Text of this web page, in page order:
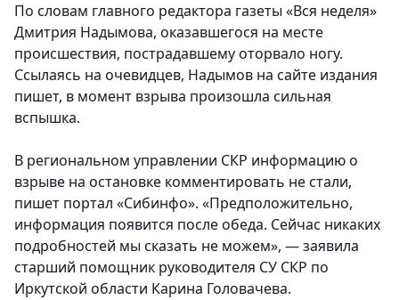
По словам главного редактора газеты «Вся неделя»
Дмитрия Надымова, оказавшегося на месте
происшествия, пострадавшему оторвало ногу.
Ссылаясь на очевидцев, Надымов на сайте издания
пишет, в момент взрыва произошла сильная
вспышка.
В региональном управлении СКР информацию о
взрыве на остановке комментировать не стали,
пишет портал «Сибинфо». «Предположительно,
информация появится после обеда. Сейчас никаких
подробностей мы сказать не можем», — заявила
старший помощник руководителя СУ СКР по
Иркутской области Карина Головачева.